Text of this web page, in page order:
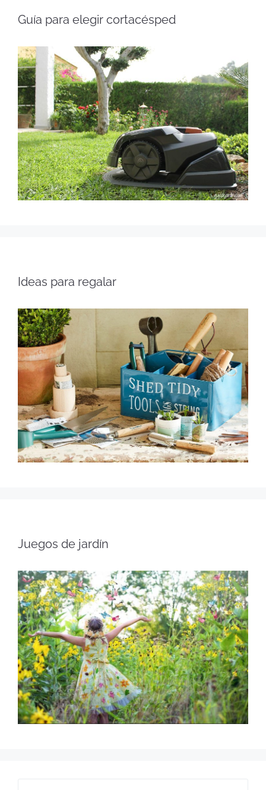
Guía para elegir cortacésped
Ideas para regalar
Juegos de jardín